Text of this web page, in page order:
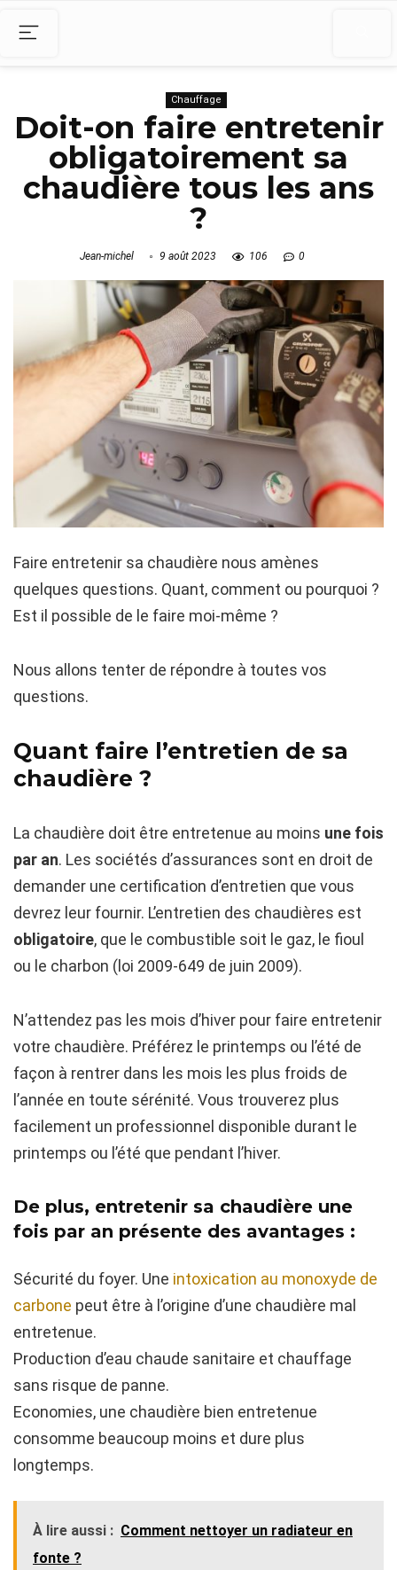
Chauffage
Doit-on faire entretenir
obligatoirement sa
chaudière tous les ans
?
Jean-michel 9 août 2023 106 0
Faire entretenir sa chaudière nous amènes
quelques questions. Quant, comment ou pourquoi ?
Est il possible de le faire moi-même ?
Nous allons tenter de répondre à toutes vos
questions.
Quant faire l’entretien de sa
chaudière ?
La chaudière doit être entretenue au moins une fois
par an. Les sociétés d’assurances sont en droit de
demander une certification d’entretien que vous
devrez leur fournir. L’entretien des chaudières est
obligatoire, que le combustible soit le gaz, le fioul
ou le charbon (loi 2009-649 de juin 2009).
N’attendez pas les mois d’hiver pour faire entretenir
votre chaudière. Préférez le printemps ou l’été de
façon à rentrer dans les mois les plus froids de
l’année en toute sérénité. Vous trouverez plus
facilement un professionnel disponible durant le
printemps ou l’été que pendant l’hiver.
De plus, entretenir sa chaudière une
fois par an présente des avantages :
Sécurité du foyer. Une intoxication au monoxyde de
carbone peut être à l’origine d’une chaudière mal
entretenue.
Production d’eau chaude sanitaire et chauffage
sans risque de panne.
Economies, une chaudière bien entretenue
consomme beaucoup moins et dure plus
longtemps.
À lire aussi : Comment nettoyer un radiateur en
fonte ?